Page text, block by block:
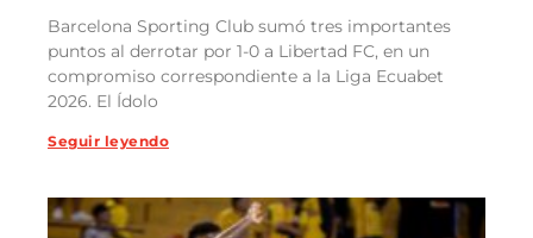
Barcelona Sporting Club sumó tres importantes
puntos al derrotar por 1-0 a Libertad FC, en un
compromiso correspondiente a la Liga Ecuabet
2026. El Ídolo
Seguir leyendo